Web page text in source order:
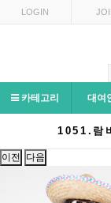
LOGIN
카테고리 대여
1051.람
이전 다음